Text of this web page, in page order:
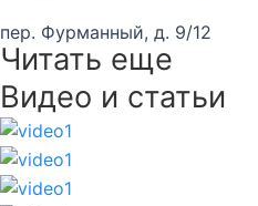
пер. Фурманный, д. 9/12
Читать еще
Видео и статьи